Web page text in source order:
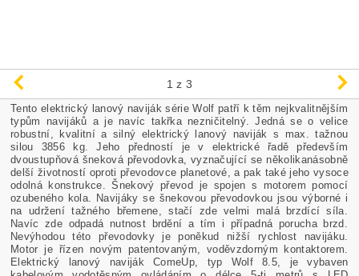
1 z 3
Tento elektrický lanový naviják série Wolf patří k těm nejkvalitnějším
typům navijáků a je navíc takřka nezničitelný. Jedná se o velice
robustní, kvalitní a silný elektrický lanový naviják s max. tažnou
silou 3856 kg. Jeho předností je v elektrické řadě především
dvoustupňová šneková převodovka, vyznačující se několikanásobně
delší životností oproti převodovce planetové, a pak také jeho vysoce
odolná konstrukce. Šnekový převod je spojen s motorem pomocí
ozubeného kola. Navijáky se šnekovou převodovkou jsou výborné i
na udržení tažného břemene, stačí zde velmi malá brzdící síla.
Navíc zde odpadá nutnost brdění a tím i případná porucha brzd.
Nevýhodou této převodovky je poněkud nižší rychlost navijáku.
Motor je řízen novým patentovaným, voděvzdorným kontaktorem.
Elektrický lanový naviják ComeUp, typ Wolf 8.5, je vybaven